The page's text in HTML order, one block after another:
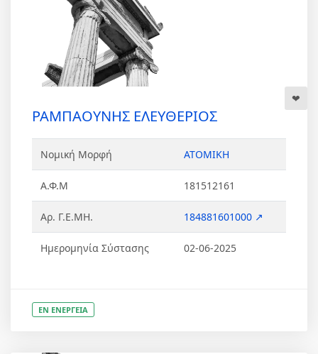
ΡΑΜΠΑΟΥΝΗΣ ΕΛΕΥΘΕΡΙΟΣ
Νομική Μορφή ΑΤΟΜΙΚΗ
Α.Φ.Μ 181512161
Αρ. Γ.Ε.ΜΗ. 184881601000 ↗
Ημερομηνία Σύστασης 02-06-2025
ΕΝ ΕΝΕΡΓΕΙΑ